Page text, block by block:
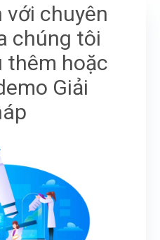
với chuyên
chúng tôi
thêm hoặc
Giải